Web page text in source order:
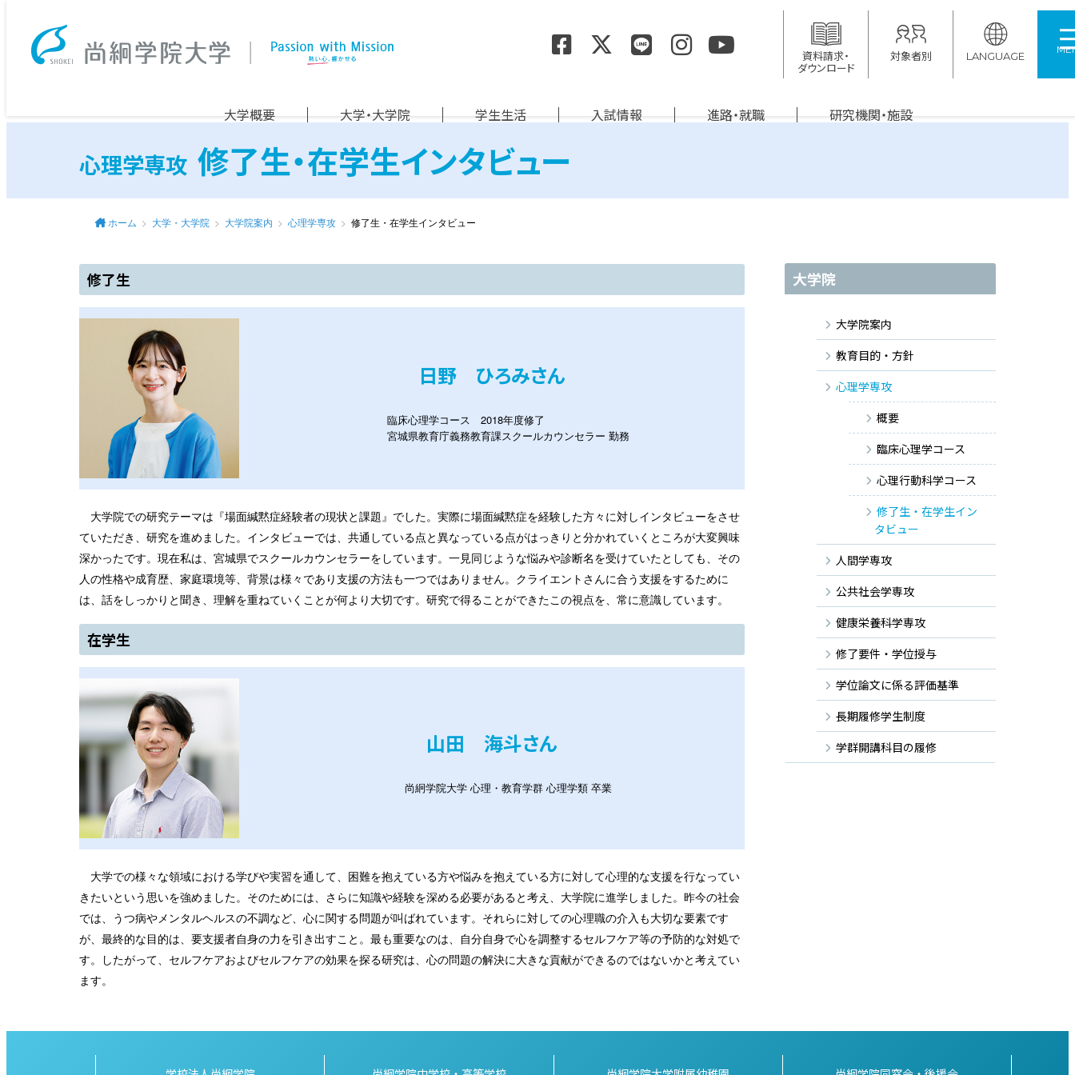
資料請求・
ダウンロード
対象者別 LANGUAGE
大学概要 大学・大学院 学生生活 入試情報 進路・就職 研究機関・施設
心理学専攻 修了生・在学生インタビュー
ホーム 大学・大学院 大学院案内 心理学専攻 修了生・在学生インタビュー
修了生
日野 ひろみさん
臨床心理学コース 2018年度修了
宮城県教育庁義務教育課スクールカウンセラー 勤務
大学院での研究テーマは『場面緘黙症経験者の現状と課題』でした。実際に場面緘黙症を経験した方々に対しインタビューをさせ
ていただき、研究を進めました。インタビューでは、共通している点と異なっている点がはっきりと分かれていくところが大変興味
深かったです。現在私は、宮城県でスクールカウンセラーをしています。一見同じような悩みや診断名を受けていたとしても、その
人の性格や成育歴、家庭環境等、背景は様々であり支援の方法も一つではありません。クライエントさんに合う支援をするために
は、話をしっかりと聞き、理解を重ねていくことが何より大切です。研究で得ることができたこの視点を、常に意識しています。
在学生
山田 海斗さん
尚絅学院大学 心理・教育学群 心理学類 卒業
大学での様々な領域における学びや実習を通して、困難を抱えている方や悩みを抱えている方に対して心理的な支援を行なってい
きたいという思いを強めました。そのためには、さらに知識や経験を深める必要があると考え、大学院に進学しました。昨今の社会
では、うつ病やメンタルヘルスの不調など、心に関する問題が叫ばれています。それらに対しての心理職の介入も大切な要素です
が、最終的な目的は、要支援者自身の力を引き出すこと。最も重要なのは、自分自身で心を調整するセルフケア等の予防的な対処で
す。したがって、セルフケアおよびセルフケアの効果を探る研究は、心の問題の解決に大きな貢献ができるのではないかと考えてい
ます。
大学院
大学院案内
教育目的・方針
心理学専攻
概要
臨床心理学コース
心理行動科学コース
修了生・在学生イン
タビュー
人間学専攻
公共社会学専攻
健康栄養科学専攻
修了要件・学位授与
学位論文に係る評価基準
長期履修学生制度
学群開講科目の履修